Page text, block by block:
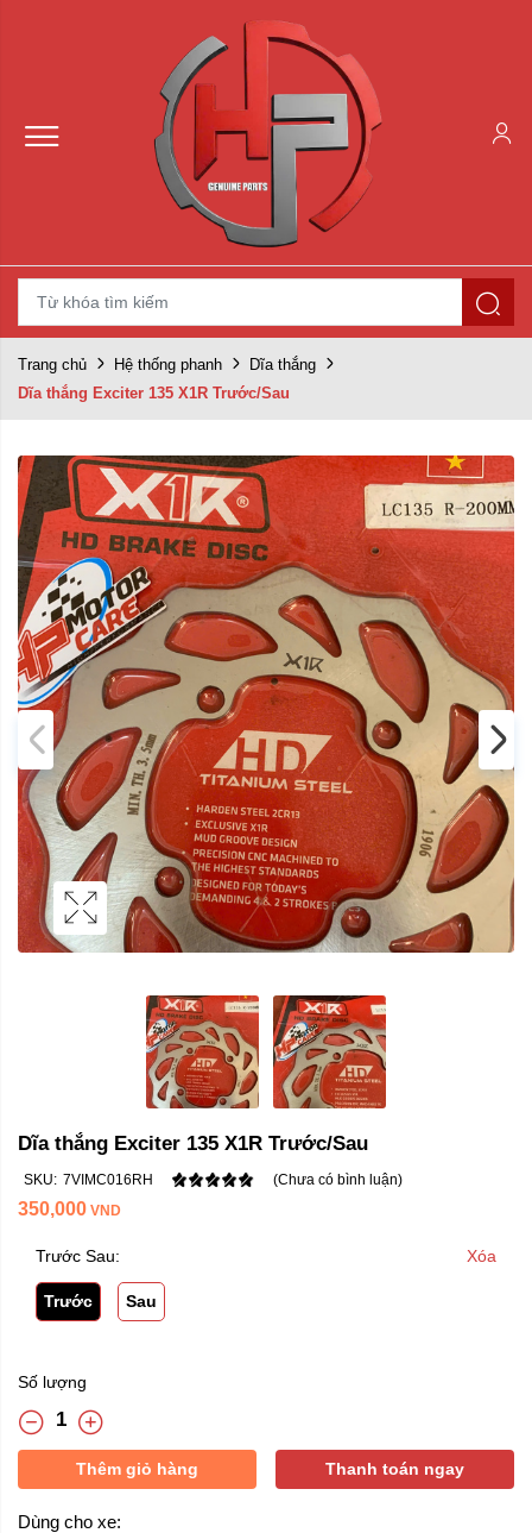
Trang chủ Hệ thống phanh
Dĩa thắng
Dĩa thắng Exciter 135 X1R Trước/Sau
Dĩa thắng Exciter 135 X1R Trước/Sau
SKU: 7VIMC016RH (Chưa có bình luận)
350,000 VND
Trước Sau: Xóa
Trước Sau
Số lượng
Thêm giỏ hàng Thanh toán ngay
Dùng cho xe: